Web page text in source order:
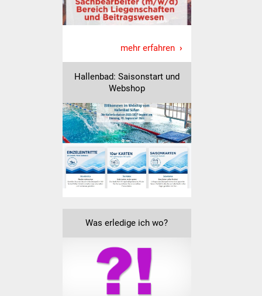
Migration und Integration
Freundeskreis Asyl
Ukraine-Hilfe
Wohnen
Bauen in Süßen
Wohnimmobilien +
Baugrundstücke
Haushalt & Infos
Wirtschaftsförderung
Gewerbeimmobilien
mehr erfahren
Hallenbad: Saisonstart und
Webshop
Was erledige ich wo?